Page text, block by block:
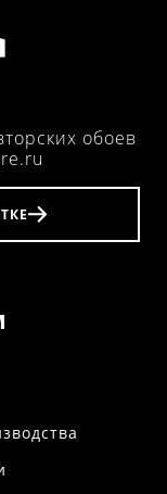
обоев